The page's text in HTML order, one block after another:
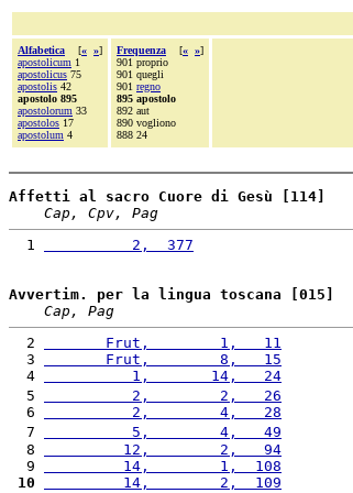
Alfabetica [« »]
apostolicum 1
apostolicus 75
apostolis 42
apostolo 895
apostolorum 33
apostolos 17
apostolum 4
Frequenza [« »]
901 proprio
901 quegli
901 regno
895 apostolo
892 aut
890 vogliono
888 24
Affetti al sacro Cuore di Gesù [114]
Cap, Cpv, Pag
  1
          2,  377
Avvertim. per la lingua toscana [015]
Cap, Pag
  2
       Frut,        1,   11
  3
       Frut,        8,   15
  4
          1,       14,   24
  5
          2,        2,   26
  6
          2,        4,   28
  7
          5,        4,   49
  8
         12,        2,   94
  9
         14,        1,  108
10
         14,        2,  109